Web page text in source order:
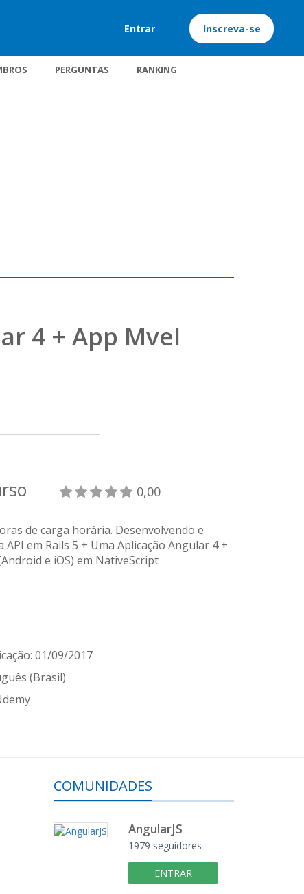
Entrar Inscreva-se
PERGUNTAS RANKING
4 + App Mvel
0,00
de carga horária. Desenvolvendo e
em Rails 5 + Uma Aplicação Angular 4 +
e iOS) em NativeScript
01/09/2017
(Brasil)
COMUNIDADES
AngularJS
1979 seguidores
ENTRAR